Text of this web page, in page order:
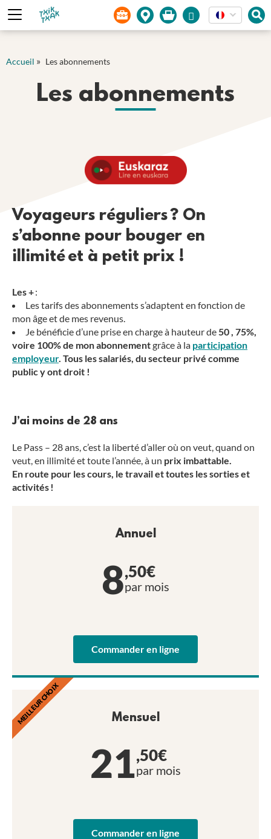
Panneau de gestion des cookies
Accueil » Les abonnements
Les abonnements
Voyageurs réguliers ? On
s’abonne pour bouger en
illimité et à petit prix !
Les +:
Les tarifs des abonnements s’adaptent en fonction de
mon âge et de mes revenus.
Je bénéficie d’une prise en charge à hauteur de50 , 75%,
voire 100% de mon abonnementgrâce à la participation
employeur. Tous les salariés, du secteur privé comme
public y ont droit !
J’ai moins de 28 ans
Le Pass – 28 ans, c’est la liberté d’aller où on veut, quand on
veut, en illimité et toute l’année, à un prix imbattable.
En route pour les cours, le travail et toutes les sorties et
activités !
Annuel
8,50€
par mois
Commander en ligne
MEILLEUR CHOIX Mensuel
21,50€
par mois
Commander en ligne